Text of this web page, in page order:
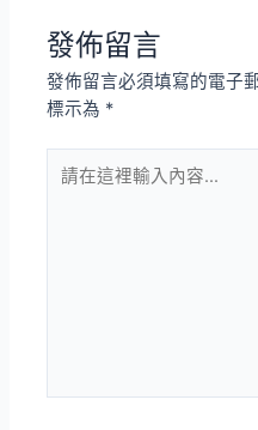
發佈留言
發佈留言必須填寫的電子
標示為 *
在